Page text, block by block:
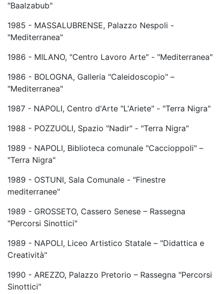
"Baalzabub"
1985 - MASSALUBRENSE, Palazzo Nespoli -
"Mediterranea"
1986 - MILANO, "Centro Lavoro Arte" - "Mediterranea"
1986 - BOLOGNA, Galleria "Caleidoscopio" –
"Mediterranea"
1987 - NAPOLI, Centro d'Arte "L'Ariete" - "Terra Nigra"
1988 - POZZUOLI, Spazio "Nadir" - "Terra Nigra"
1989 - NAPOLI, Biblioteca comunale "Caccioppoli" –
"Terra Nigra"
1989 - OSTUNI, Sala Comunale - "Finestre
mediterranee"
1989 - GROSSETO, Cassero Senese – Rassegna
"Percorsi Sinottici"
1989 - NAPOLI, Liceo Artistico Statale – "Didattica e
Creatività"
1990 - AREZZO, Palazzo Pretorio – Rassegna "Percorsi
Sinottici"